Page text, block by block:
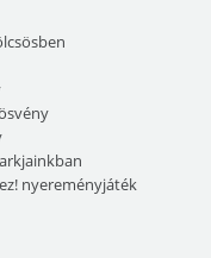
nyereményjáték